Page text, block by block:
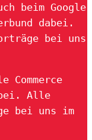
beim Google
dabei.
bei uns
Commerce
Alle
bei uns im